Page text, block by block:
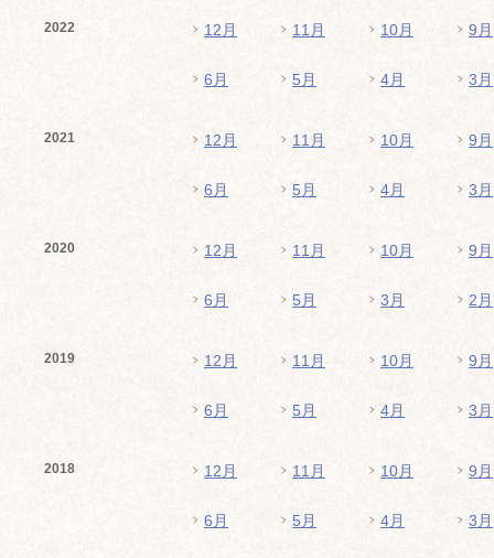
2022 12月 11月 10月 9月
6月 5月 4月 3月
2021 12月 11月 10月 9月
6月 5月 4月 3月
2020 12月 11月 10月 9月
6月 5月 3月 2月
2019 12月 11月 10月 9月
6月 5月 4月 3月
2018 12月 11月 10月 9月
6月 5月 4月 3月